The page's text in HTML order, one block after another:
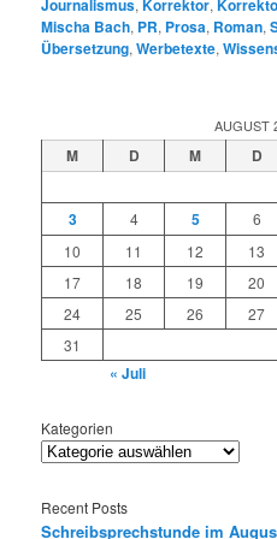
Journalismus Korrektor
Mischa Bach, PR, Prosa, Roman,
Übersetzung,Werbetexte,
AUGUST
M D M D
3 4 5 6
10
11 12 13
17
18 19 20
24
25 26 27
31
« Juli
Kategorien
Recent Posts
Schreibsprechstunde im